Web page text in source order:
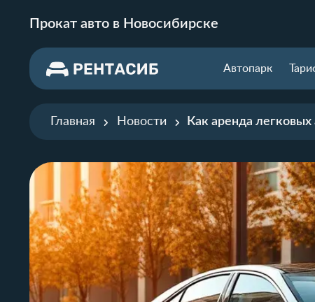
Прокат авто в Новосибирске
Автопарк
Главная Новости Как аренда